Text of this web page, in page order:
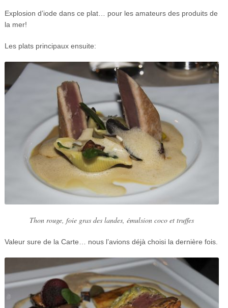
Explosion d’iode dans ce plat… pour les amateurs des produits de
la mer!
Les plats principaux ensuite:
Thon rouge, foie gras des landes, émulsion coco et truffes
Valeur sure de la Carte… nous l’avions déjà choisi la dernière fois.